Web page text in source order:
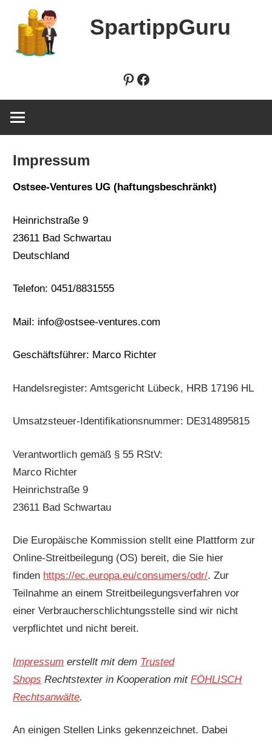
Inhalt
springen
SpartippGuru
Pinterest
Facebook
Impressum
Ostsee-Ventures UG (haftungsbeschränkt)
Heinrichstraße 9
23611 Bad Schwartau
Deutschland
Telefon: 0451/8831555
Mail: info@ostsee-ventures.com
Geschäftsführer: Marco Richter
Handelsregister: Amtsgericht Lübeck, HRB 17196 HL
Umsatzsteuer-Identifikationsnummer: DE314895815
Verantwortlich gemäß § 55 RStV:
Marco Richter
Heinrichstraße 9
23611 Bad Schwartau
Die Europäische Kommission stellt eine Plattform zur
Online-Streitbeilegung (OS) bereit, die Sie hier
finden https://ec.europa.eu/consumers/odr/. Zur
Teilnahme an einem Streitbeilegungsverfahren vor
einer Verbraucherschlichtungsstelle sind wir nicht
verpflichtet und nicht bereit.
Impressum erstellt mit dem Trusted
Shops Rechtstexter in Kooperation mitFÖHLISCH
Rechtsanwälte.
An einigen Stellen Links gekennzeichnet. Dabei